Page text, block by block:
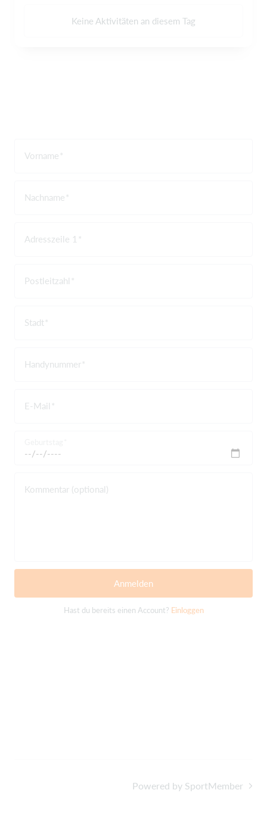
Keine Aktivitäten an diesem Tag
Vorname
Nachname
Adresszeile 1
Postleitzahl
Stadt
Handynummer
E-Mail
Kommentar (optional)
Anmelden
Hast du bereits einen Account? Einloggen
Powered by SportMember